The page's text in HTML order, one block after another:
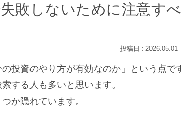
敗しないために注意す
2026.05.01
投資のやり方が有効なのか」という点で
する人も多いと思います。
か隠れています。